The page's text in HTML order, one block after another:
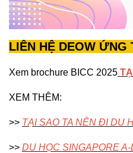
LIÊN HỆ DEOW ỨNG
Xem brochure BICC 2025
XEM THÊM:
>> TẠI SAO TA NÊN ĐI DU
>> DU HỌC SINGAPORE